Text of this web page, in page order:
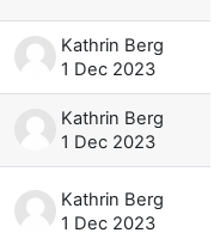
Kathrin Berg
1 Dec 2023
Kathrin Berg
1 Dec 2023
Kathrin Berg
1 Dec 2023